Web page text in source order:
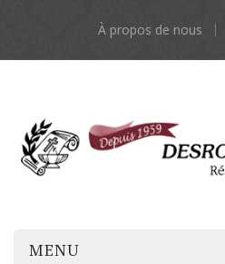
À propos de nous
MENU